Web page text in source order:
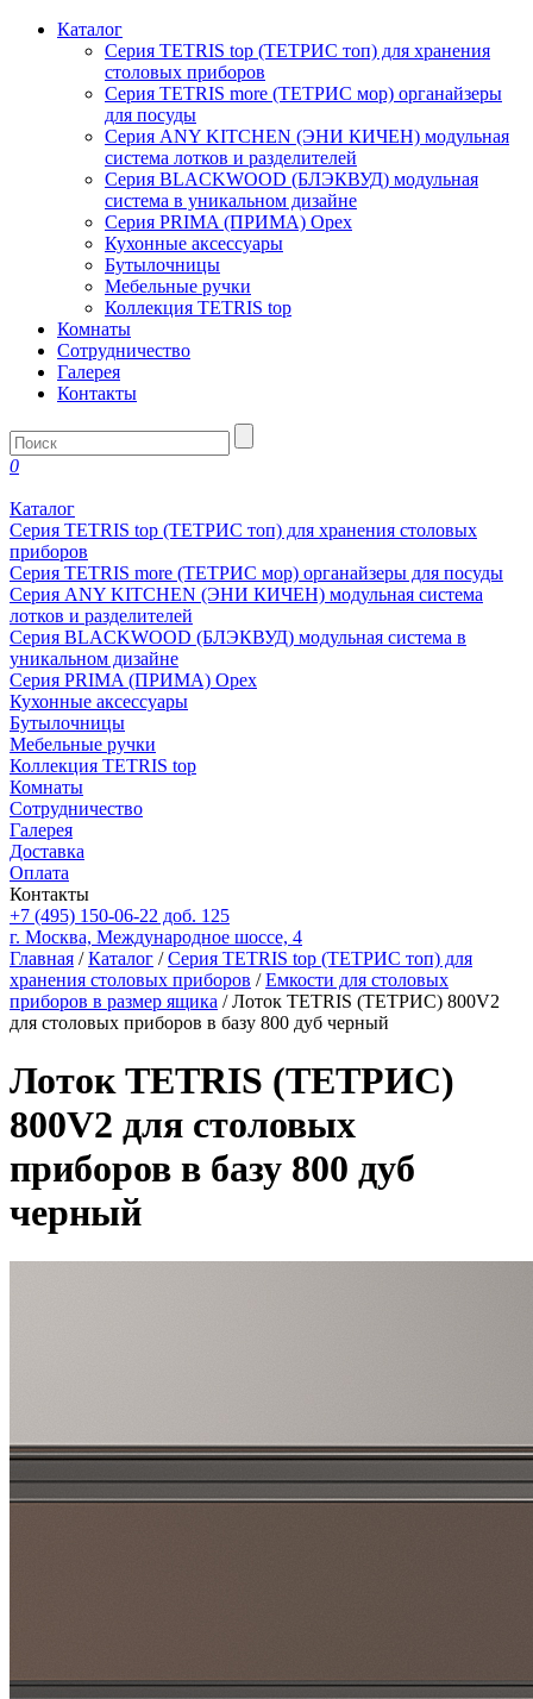
Каталог
Серия TETRIS top (ТЕТРИС топ) для хранения
столовых приборов
Серия TETRIS more (ТЕТРИС мор) органайзеры
для посуды
Серия ANY KITCHEN (ЭНИ КИЧЕН) модульная
система лотков и разделителей
Серия BLACKWOOD (БЛЭКВУД) модульная
система в уникальном дизайне
Серия PRIMA (ПРИМА) Орех
Кухонные аксессуары
Бутылочницы
Мебельные ручки
Коллекция TETRIS top
Комнаты
Сотрудничество
Галерея
Контакты
0
Каталог
Серия TETRIS top (ТЕТРИС топ) для хранения столовых
приборов
Серия TETRIS more (ТЕТРИС мор) органайзеры для посуды
Серия ANY KITCHEN (ЭНИ КИЧЕН) модульная система
лотков и разделителей
Серия BLACKWOOD (БЛЭКВУД) модульная система в
уникальном дизайне
Серия PRIMA (ПРИМА) Орех
Кухонные аксессуары
Бутылочницы
Мебельные ручки
Коллекция TETRIS top
Комнаты
Сотрудничество
Галерея
Доставка
Оплата
Контакты
+7 (495) 150-06-22 доб. 125
г. Москва, Международное шоссе, 4
Главная /Каталог /Серия TETRIS top (ТЕТРИС топ) для
хранения столовых приборов /Емкости для столовых
приборов в размер ящика / Лоток TETRIS (ТЕТРИС) 800V2
для столовых приборов в базу 800 дуб черный
Лоток TETRIS (ТЕТРИС)
800V2 для столовых
приборов в базу 800 дуб
черный